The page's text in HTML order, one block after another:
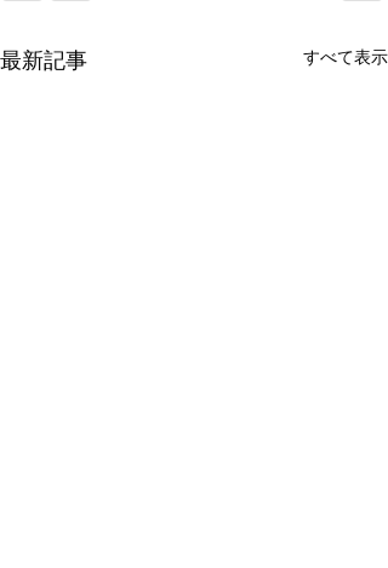
最新記事 すべて表示